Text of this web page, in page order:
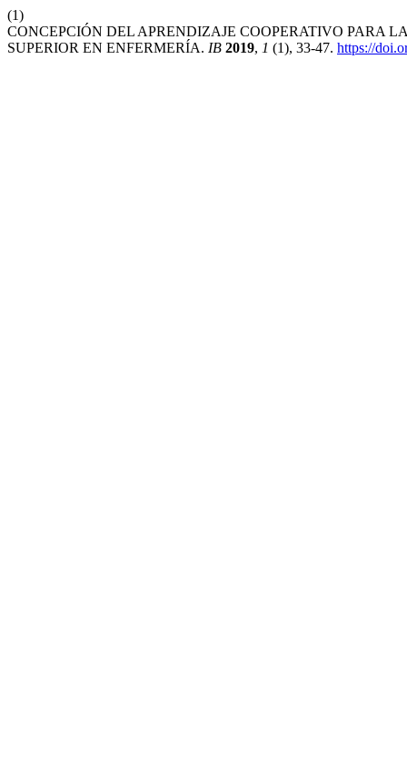
(1)
CONCEPCIÓN DEL APRENDIZAJE COOPERATIVO PARA
SUPERIOR EN ENFERMERÍA. IB 2019, 1 (1), 33-47. https://